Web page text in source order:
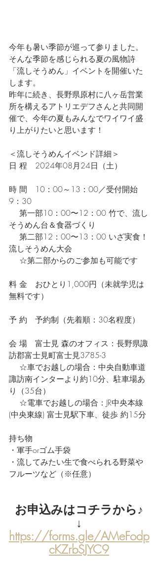
今年も暑い季節が巡って参りました。
そんな季節を感じられる夏の風物詩
「流しそうめん」イベントを開催いた
します。
昨年に続き、長野県原村に八ヶ岳営業
所を構えるアトリエデフさんと共同開
催で、今年の夏もみんなでワイワイ盛
り上がりたいと思います！
＜流しそうめんイベンド詳細＞
日 程　2024年08月24日（土）
時 間　10：00～13：00／受付開始
9：30
第一部10：00〜12：00 ⽵で、流し
そうめん台＆食器づくり
第二部12：00〜13：00 いざ実食！
流しそうめん大会
☆第二部からのご参加も可能です
料 金　おひとり1,000円（未就学児は
無料です）
予 約　予約制（先着順：30名程度）
会 場　富士見 森のオフィス：長野県諏
訪郡富士見町富士見3785-3
☆車でお越しの場合：中央自動車道
諏訪南インターより約10分、駐車場あ
り（35台）
☆電車でお越しの場合：JR中央本線
(中央東線) 富士見駅下車、徒歩 約15分
・軍手orゴム手袋
・流してみたい生で食べられる野菜や
フルーツなど（※任意）
お申込みはコチラから♪
↓
https://forms.gle/AMeFodp
cKZrbSJYC9